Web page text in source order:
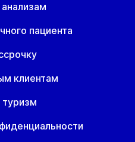
пациента
клиентам